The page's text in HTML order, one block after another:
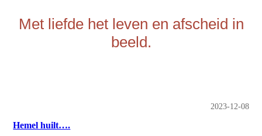
Met liefde het leven en afscheid in
beeld.
2023-12-08
Hemel huilt….